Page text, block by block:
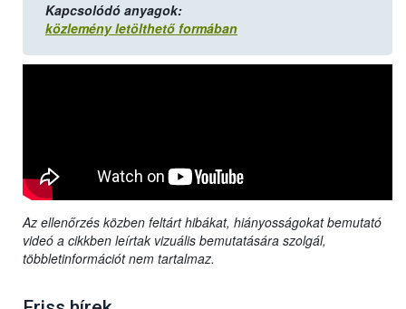
Kapcsolódó anyagok:
közlemény letölthető formában
Az ellenőrzés közben feltárt hibákat, hiányosságokat bemutató
videó a cikkben leírtak vizuális bemutatására szolgál,
többletinformációt nem tartalmaz.